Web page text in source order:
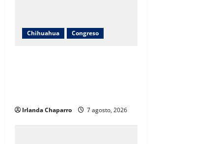
Chihuahua Congreso
Irlanda Chaparro 7 agosto, 2026